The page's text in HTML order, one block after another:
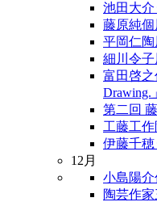
池田大
藤原純個
平岡仁陶
細川令
富田啓之
Drawing.」
第二回
工藤工作
伊藤千穂
12月
小島陽
陶芸作